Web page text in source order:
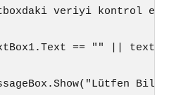
veriyi kontrol
== "" ||